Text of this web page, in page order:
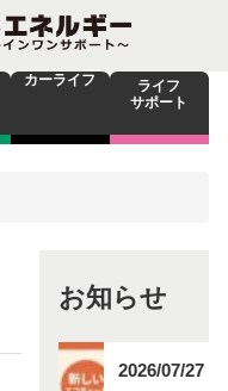
カーライフ
ライフ
サポート
お知らせ
2026/07/27